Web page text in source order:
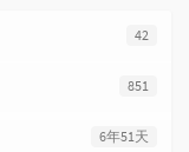
42
851
6年51天